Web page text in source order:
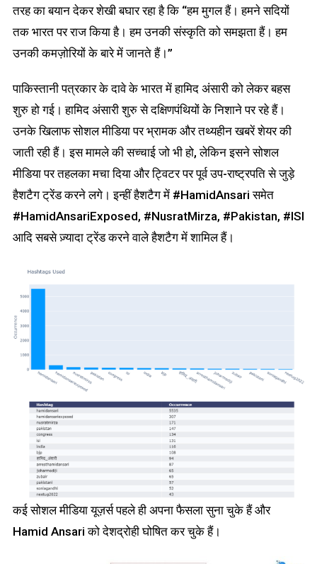
तरह का बयान देकर शेखी बघार रहा है कि “हम मुगल हैं। हमने सदियों
तक भारत पर राज किया है। हम उनकी संस्कृति को समझता हैं। हम
उनकी कमज़ोरियों के बारे में जानते हैं।”
पाकिस्तानी पत्रकार के दावे के भारत में हामिद अंसारी को लेकर बहस
शुरु हो गई। हामिद अंसारी शुरु से दक्षिणपंथियों के निशाने पर रहे हैं।
उनके खिलाफ सोशल मीडिया पर भ्रामक और तथ्यहीन खबरें शेयर की
जाती रही हैं। इस मामले की सच्चाई जो भी हो, लेकिन इसने सोशल
मीडिया पर तहलका मचा दिया और ट्विटर पर पूर्व उप-राष्ट्रपति से जुड़े
हैशटैग ट्रेंड करने लगे। इन्हीं हैशटैग में #HamidAnsari समेत
#HamidAnsariExposed, #NusratMirza, #Pakistan, #ISI
आदि सबसे ज़्यादा ट्रेंड करने वाले हैशटैग में शामिल हैं।
कई सोशल मीडिया यूज़र्स पहले ही अपना फैसला सुना चुके हैं और
Hamid Ansari को देशद्रोही घोषित कर चुके हैं।